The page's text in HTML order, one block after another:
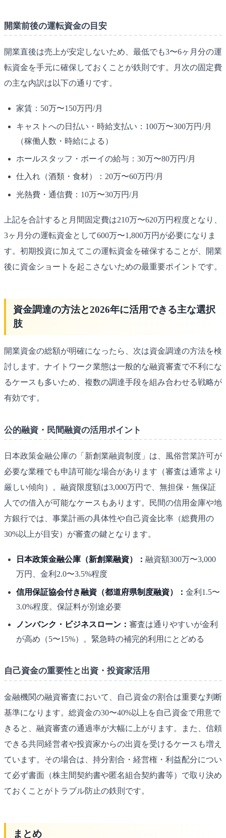
開業前後の運転資金の目安
開業直後は売上が安定しないため、最低でも3〜6ヶ月分の運
転資金を手元に確保しておくことが鉄則です。月次の固定費
の主な内訳は以下の通りです。
家賃：50万〜150万円/月
キャストへの日払い・時給支払い：100万〜300万円/月
（稼働人数・時給による）
ホールスタッフ・ボーイの給与：30万〜80万円/月
仕入れ（酒類・食材）：20万〜60万円/月
光熱費・通信費：10万〜30万円/月
上記を合計すると月間固定費は210万〜620万円程度となり、
3ヶ月分の運転資金として600万〜1,800万円が必要になりま
す。初期投資に加えてこの運転資金を確保することが、開業
後に資金ショートを起こさないための最重要ポイントです。
資金調達の方法と2026年に活用できる主な選択
肢
開業資金の総額が明確になったら、次は資金調達の方法を検
討します。ナイトワーク業態は一般的な融資審査で不利にな
るケースも多いため、複数の調達手段を組み合わせる戦略が
有効です。
公的融資・民間融資の活用ポイント
日本政策金融公庫の「新創業融資制度」は、風俗営業許可が
必要な業種でも申請可能な場合があります（審査は通常より
厳しい傾向）。融資限度額は3,000万円で、無担保・無保証
人での借入が可能なケースもあります。民間の信用金庫や地
方銀行では、事業計画の具体性や自己資金比率（総費用の
30%以上が目安）が審査の鍵となります。
日本政策金融公庫（新創業融資）： 融資額300万〜3,000
万円、金利2.0〜3.5%程度
信用保証協会付き融資（都道府県制度融資）： 金利1.5〜
3.0%程度。保証料が別途必要
ノンバンク・ビジネスローン： 審査は通りやすいが金利
が高め（5〜15%）。緊急時の補完的利用にとどめる
自己資金の重要性と出資・投資家活用
金融機関の融資審査において、自己資金の割合は重要な判断
基準になります。総資金の30〜40%以上を自己資金で用意で
きると、融資審査の通過率が大幅に上がります。また、信頼
できる共同経営者や投資家からの出資を受けるケースも増え
ています。その場合は、持分割合・経営権・利益配分につい
て必ず書面（株主間契約書や匿名組合契約書等）で取り決め
ておくことがトラブル防止の鉄則です。
まとめ